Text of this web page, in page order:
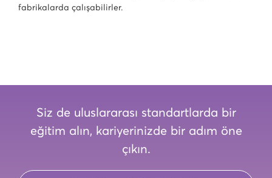
fabrikalarda çalışabilirler.
Siz de uluslararası standartlarda bir
eğitim alın, kariyerinizde bir adım öne
çıkın.